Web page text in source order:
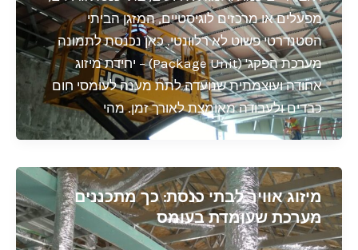
מפעלים או מרכזים לוגיסטיים, המזגן הביתי
הסטנדרטי פשוט לא רלוונטי. כאן נכנסת לתמונה
מערכת הפקג' (Package Unit) – יחידת מיזוג
אחודה ועוצמתית שנועדה לתת מענה לעומסי חום
כבדים ולעבודה מאומצת לאורך זמן. מהי
מיזוג אוויר לבתי כנסת: כך מתכננים
מערכת שעומדת בעומס